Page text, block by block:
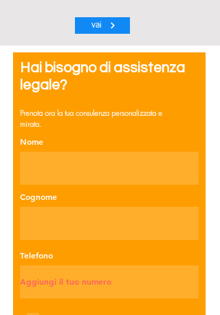
vai
Hai bisogno di assistenza
legale?
Prenota ora la tua consulenza personalizzata e
mirata.
Nome
Cognome
Telefono